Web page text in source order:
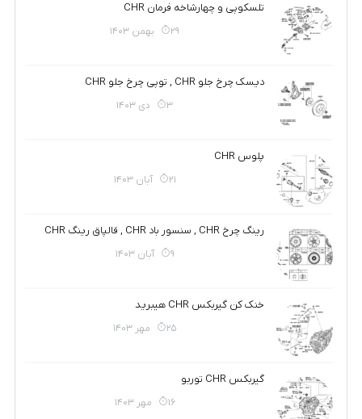
تلسکوپی و چهارشاخه فرمان CHR
29 بهمن 1403
دیسک چرخ جلو CHR , توپی چرخ جلو CHR
3 دی 1403
پلوس CHR
21 آبان 1403
رینگ چرخ CHR , سنسور باد CHR , قالپاق رینگ CHR
9 آبان 1403
خنک کن گیربکس CHR هیبرید
25 مهر 1403
گیربکس CHR توربو
16 مهر 1403